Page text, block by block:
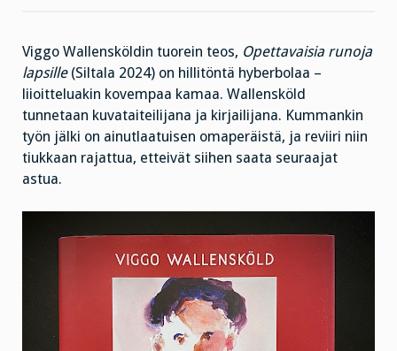
Viggo Wallensköldin tuorein teos, Opettavaisia runoja
lapsille(Siltala 2024) on hillitöntä hyberbolaa –
liioitteluakin kovempaa kamaa. Wallensköld
tunnetaan kuvataiteilijana ja kirjailijana. Kummankin
työn jälki on ainutlaatuisen omaperäistä, ja reviiri niin
tiukkaan rajattua, etteivät siihen saata seuraajat
astua.